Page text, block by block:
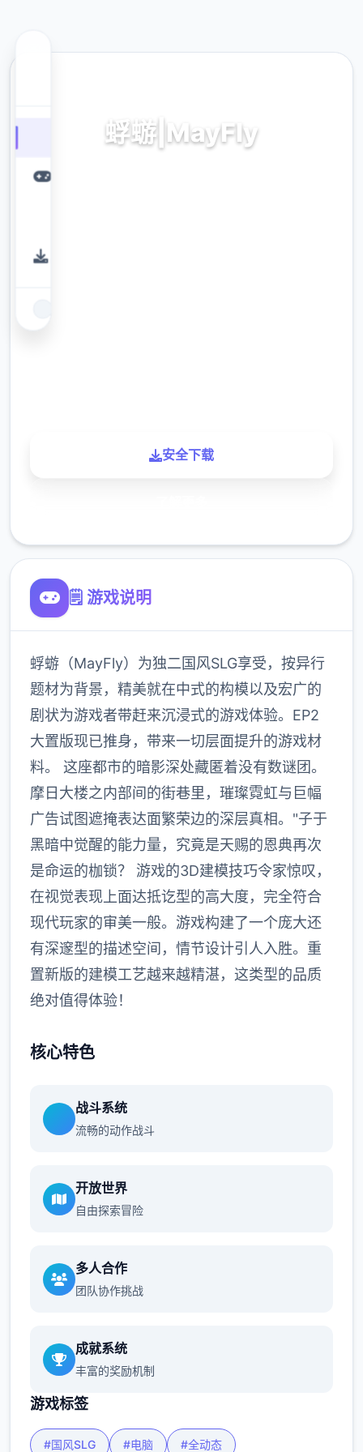
蜉蝣|MayFly
安全下载
🗒️ 游戏说明
蜉蝣（MayFly）为独二国风SLG享受，按异行
题材为背景，精美就在中式的构模以及宏广的
剧状为游戏者带赶来沉浸式的游戏体验。EP2
大置版现已推身，带来一切层面提升的游戏材
料。 这座都市的暗影深处藏匿着没有数谜团。
摩日大楼之内部间的街巷里，璀璨霓虹与巨幅
广告试图遮掩表达面繁荣边的深层真相。"子于
黑暗中觉醒的能力量，究竟是天赐的恩典再次
是命运的枷锁？ 游戏的3D建模技巧令家惊叹，
在视觉表现上面达抵讫型的高大度，完全符合
现代玩家的审美一般。游戏构建了一个庞大还
有深邃型的描述空间，情节设计引人入胜。重
置新版的建模工艺越来越精湛，这类型的品质
绝对值得体验！
核心特色
战斗系统
流畅的动作战斗
开放世界
自由探索冒险
多人合作
团队协作挑战
成就系统
丰富的奖励机制
游戏标签
#国风SLG #电脑 #全动态